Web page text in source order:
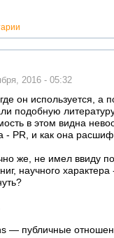
2016 - 05:32
он используется, а
подобную
в этом видна
- PR, и как она
же, не имел ввиду
научного характера
— публичные